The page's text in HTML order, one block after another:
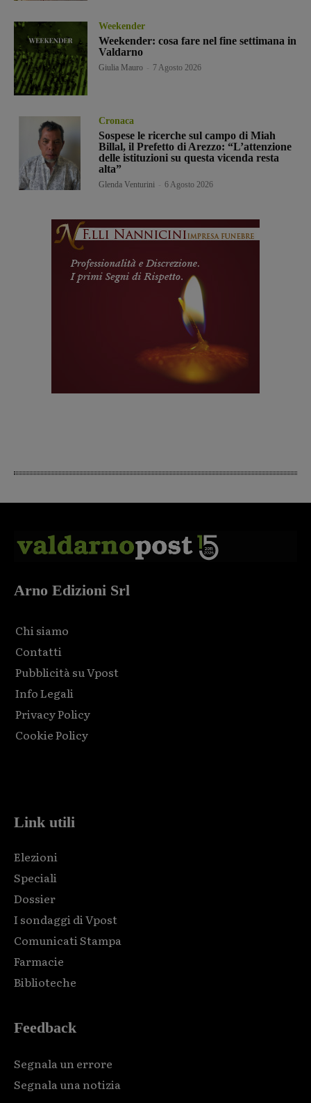
Weekender
Weekender: cosa fare nel fine settimana in
Valdarno
Giulia Mauro 7 Agosto 2026
Cronaca
Sospese le ricerche sul campo di Miah
Billal, il Prefetto di Arezzo: “L’attenzione
delle istituzioni su questa vicenda resta
alta”
Glenda Venturini 6 Agosto 2026
Arno Edizioni Srl
Chi siamo
Contatti
Pubblicità su Vpost
Info Legali
Privacy Policy
Cookie Policy
Link utili
Elezioni
Speciali
Dossier
I sondaggi di Vpost
Comunicati Stampa
Farmacie
Biblioteche
Feedback
Segnala un errore
Segnala una notizia